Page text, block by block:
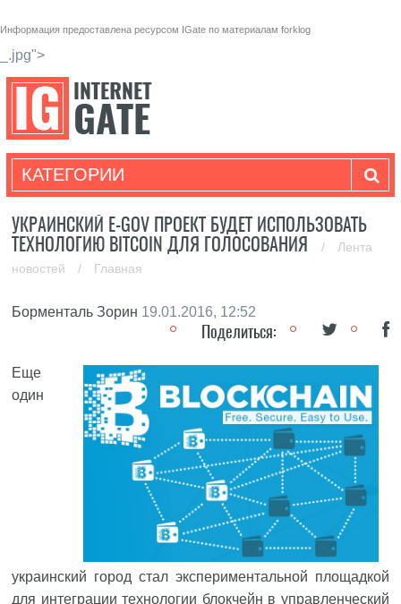
Информация предоставлена ресурсом IGate по материалам forklog
_.jpg">
КАТЕГОРИИ
УКРАИНСКИЙ E-GOV ПРОЕКТ БУДЕТ ИСПОЛЬЗОВАТЬ
ТЕХНОЛОГИЮ BITCOIN ДЛЯ ГОЛОСОВАНИЯ
/
Лента
новостей
/ Главная
Борменталь Зорин 19.01.2016, 12:52
Поделиться:
Еще
один
украинский город стал экспериментальной площадкой
для интеграции технологии блокчейн в управленческий